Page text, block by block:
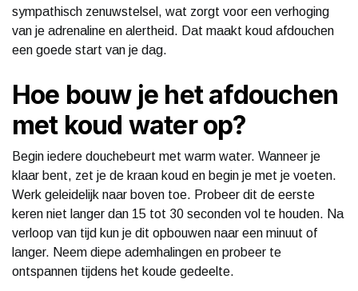
sympathisch zenuwstelsel, wat zorgt voor een verhoging
van je adrenaline en alertheid. Dat maakt koud afdouchen
een goede start van je dag.
Hoe bouw je het afdouchen
met koud water op?
Begin iedere douchebeurt met warm water. Wanneer je
klaar bent, zet je de kraan koud en begin je met je voeten.
Werk geleidelijk naar boven toe. Probeer dit de eerste
keren niet langer dan 15 tot 30 seconden vol te houden. Na
verloop van tijd kun je dit opbouwen naar een minuut of
langer. Neem diepe ademhalingen en probeer te
ontspannen tijdens het koude gedeelte.